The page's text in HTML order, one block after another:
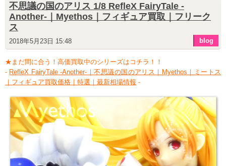
不思議の国のアリス 1/8 RefleX FairyTale -
Another-｜Myethos｜フィギュア買取｜フリーク
ス
2018年5月23日 15:48 blog
★まだ間に合う！高価買取中のシリーズはコチラ！！
- RefleX FairyTale -Another-｜不思議の国のアリス｜Myethos｜ミートス
｜フィギュア買取価格｜特選｜最新相場情報 -